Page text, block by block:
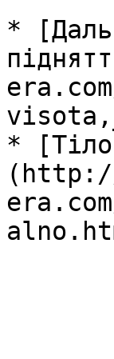
*
* [Тiло,